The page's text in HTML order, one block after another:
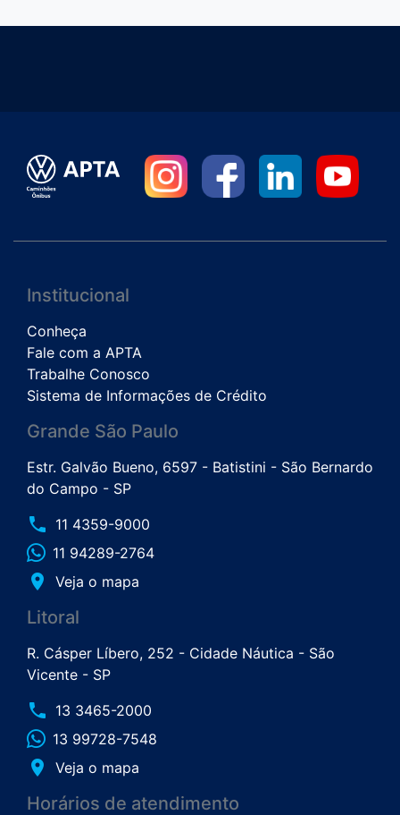
Institucional
Conheça
Fale com a APTA
Trabalhe Conosco
Sistema de Informações de Crédito
Grande São Paulo
Estr. Galvão Bueno, 6597 - Batistini - São Bernardo
do Campo - SP
phone 11 4359-9000
11 94289-2764
place Veja o mapa
Litoral
R. Cásper Líbero, 252 - Cidade Náutica - São
Vicente - SP
phone 13 3465-2000
13 99728-7548
place Veja o mapa
Horários de atendimento